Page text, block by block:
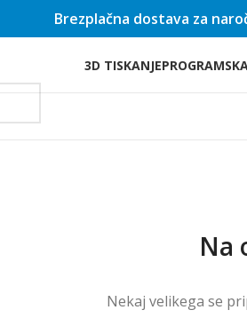
Brezplačna dostava za
3D TISKANJE
Na
Nekaj ​​velikega se